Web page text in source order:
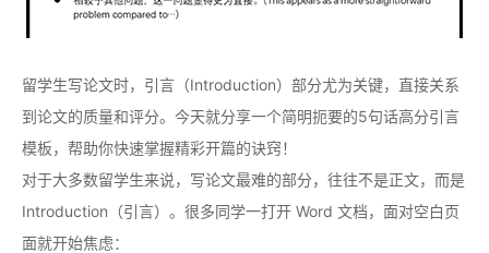
留学生写论文时，引言（Introduction）部分尤为关键，直接关系
到论文的质量和评分。今天就分享一个简明扼要的5句话高分引言
模板，帮助你快速掌握精彩开篇的诀窍！
对于大多数留学生来说，写论文最难的部分，往往不是正文，而是
Introduction（引言）。很多同学一打开 Word 文档，面对空白页
面就开始焦虑：